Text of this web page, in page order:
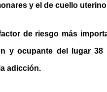
y el de cuello
de riesgo más
y ocupante del lugar 38
adicción.